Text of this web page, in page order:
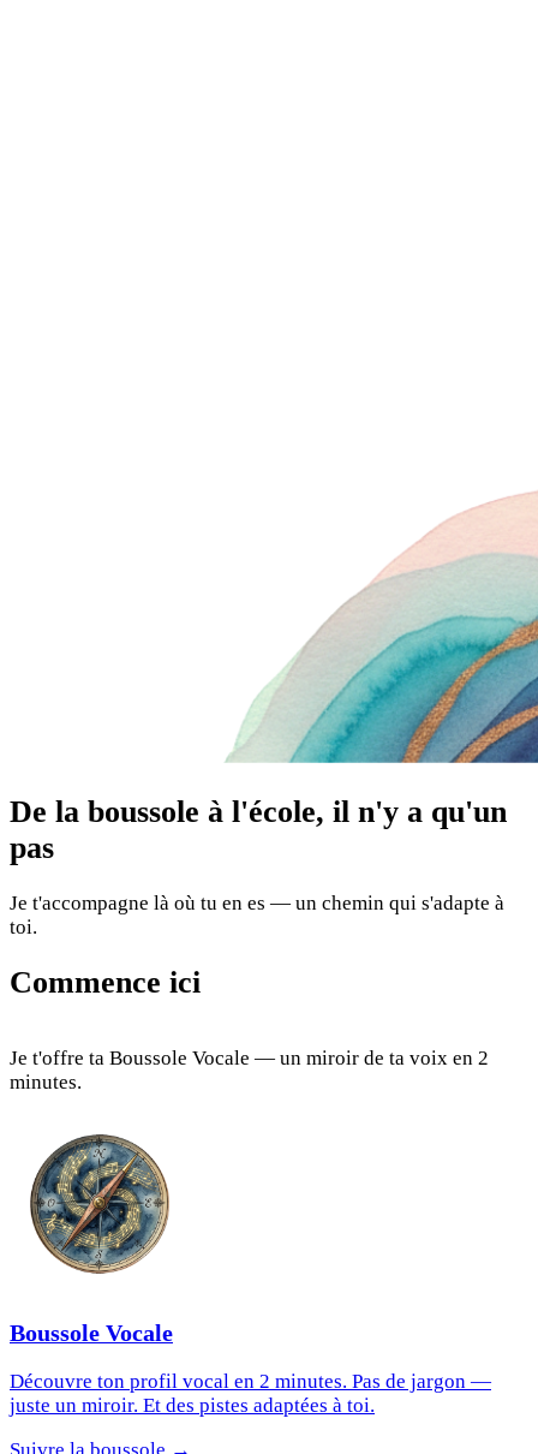
De la boussole à l'école, il n'y a qu'un
pas
Je t'accompagne là où tu en es — un chemin qui s'adapte à
toi.
Commence ici
Je t'offre ta Boussole Vocale — un miroir de ta voix en 2
minutes.
Boussole Vocale
Découvre ton profil vocal en 2 minutes. Pas de jargon —
juste un miroir. Et des pistes adaptées à toi.